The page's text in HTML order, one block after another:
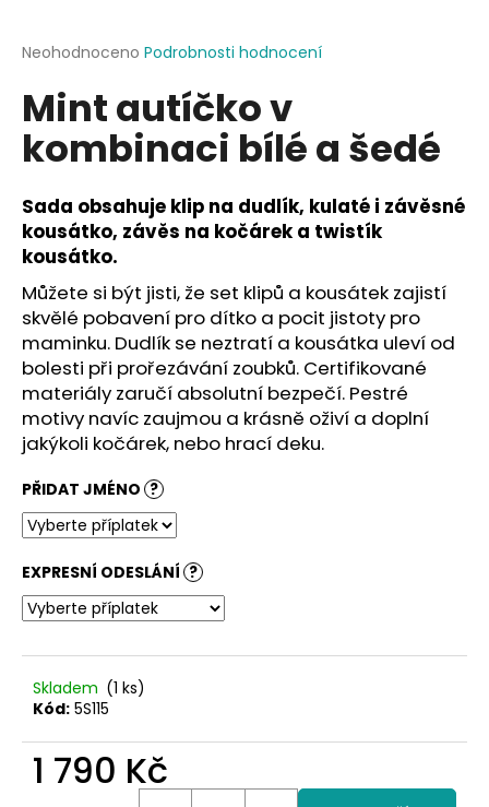
Průměrné
produktu
je
0,0
hvězdiček.
Neohodnoceno Podrobnosti hodnocení
Mint autíčko v
kombinaci bílé a šedé
Sada obsahuje klip na dudlík, kulaté i závěsné
kousátko, závěs na kočárek a twistík
kousátko.
Můžete si být jisti, že set klipů a kousátek zajistí
skvělé pobavení pro dítko a pocit jistoty pro
maminku. Dudlík se neztratí a kousátka uleví od
bolesti při prořezávání zoubků. Certifikované
materiály zaručí absolutní bezpečí. Pestré
motivy navíc zaujmou a krásně oživí a doplní
jakýkoli kočárek, nebo hrací deku.
PŘIDAT JMÉNO ?
EXPRESNÍ ODESLÁNÍ ?
Skladem (1 ks)
Kód: 5S115
1 790 Kč
j
t
?
D
o
p
o
r
č
u
j
e
m
e